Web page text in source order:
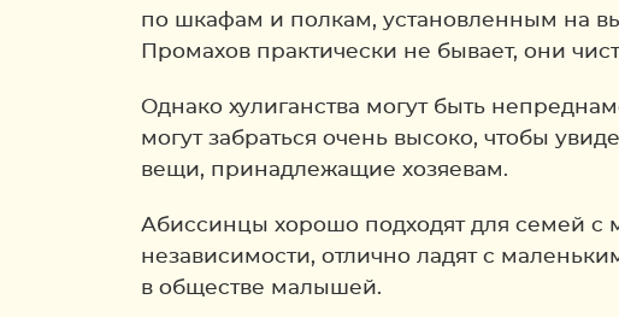
по шкафам и полкам, установленным на
Промахов практически не бывает, они
Однако хулиганства могут быть
могут забраться очень высоко, чтобы
вещи, принадлежащие хозяевам.
Абиссинцы хорошо подходят для семей с
независимости, отлично ладят с
в обществе малышей.